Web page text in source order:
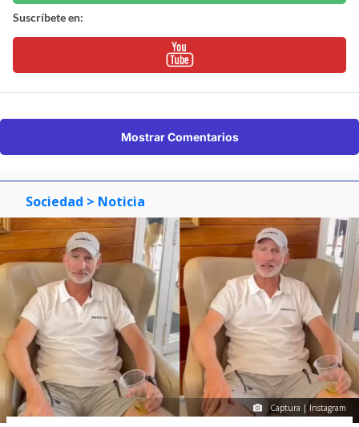
Suscríbete en:
Mostrar Comentarios
Sociedad > Noticia
Captura | Instagram